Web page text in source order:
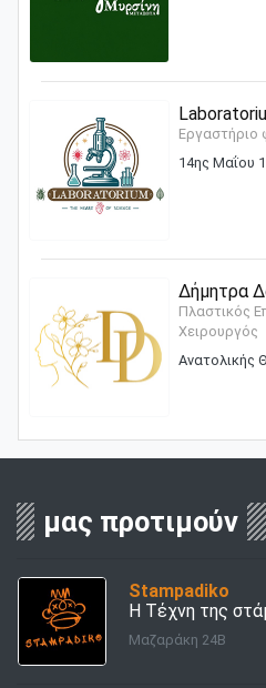
Εργαστήριο
14ης Μαΐου
Δήμητρα
Πλαστικός
Χειρουργός
Ανατολικής
μας προτιμούν
Stampadiko
Η Τέχνη της
Μαζαράκη 24Β